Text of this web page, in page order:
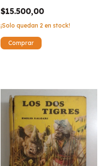
$15.500,00
¡Solo quedan 2 en stock!